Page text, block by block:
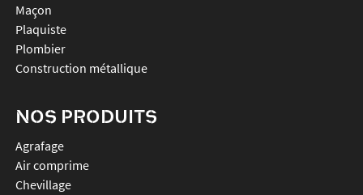
Maçon
Plaquiste
Plombier
Construction métallique
NOS PRODUITS
agrafage
air comprime
chevillage